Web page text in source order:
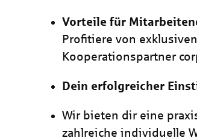
Vorteile für
Profitiere von
Kooperationspartner
Dein erfolgreicher
Wir bieten dir eine
zahlreiche individuelle